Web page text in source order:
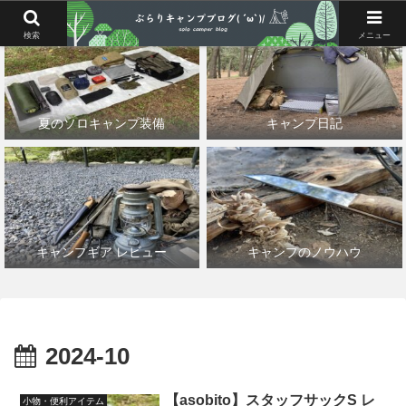
夏のソロキャンプ装備 キャンプ日記
キャンプギア レビュー キャンプのノウハウ
2024-10
小物・便利アイテム 【asobito】スタッフサックS レ
検索 メニュー